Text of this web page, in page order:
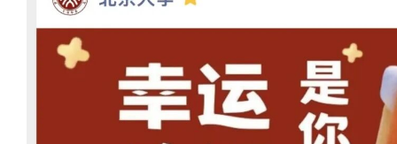
托你前行的风，亦是扶你稳步的根。
时人不识凌云木，直待凌云始道高。
希望你六月走出考场，是轻松的，自得
希望往后的路，你也能慢慢地走，稳